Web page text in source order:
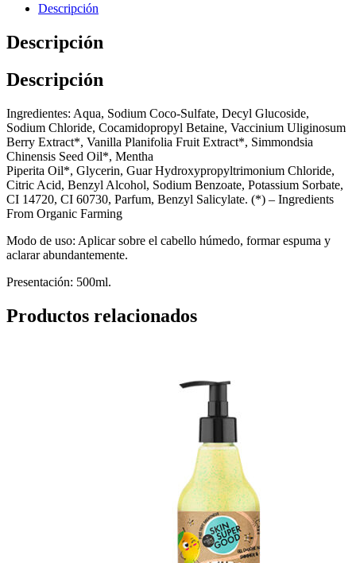
Descripción
Descripción
Descripción
Ingredientes: Aqua, Sodium Coco-Sulfate, Decyl Glucoside,
Sodium Chloride, Cocamidopropyl Betaine, Vaccinium Uliginosum
Berry Extract*, Vanilla Planifolia Fruit Extract*, Simmondsia
Chinensis Seed Oil*, Mentha
Piperita Oil*, Glycerin, Guar Hydroxypropyltrimonium Chloride,
Citric Acid, Benzyl Alcohol, Sodium Benzoate, Potassium Sorbate,
CI 14720, CI 60730, Parfum, Benzyl Salicylate. (*) – Ingredients
From Organic Farming
Modo de uso: Aplicar sobre el cabello húmedo, formar espuma y
aclarar abundantemente.
Presentación: 500ml.
Productos relacionados